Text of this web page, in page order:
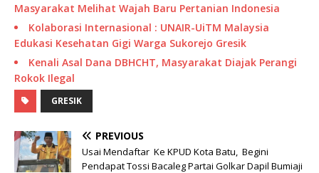
Masyarakat Melihat Wajah Baru Pertanian Indonesia
Kolaborasi Internasional : UNAIR-UiTM Malaysia
Edukasi Kesehatan Gigi Warga Sukorejo Gresik
Kenali Asal Dana DBHCHT, Masyarakat Diajak Perangi
Rokok Ilegal
GRESIK
PREVIOUS
Usai Mendaftar Ke KPUD Kota Batu, Begini
Pendapat Tossi Bacaleg Partai Golkar Dapil Bumiaji